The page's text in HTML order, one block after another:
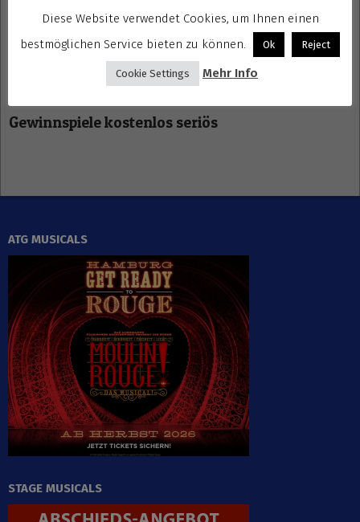
Gewinnspiele kostenlos seriös
ATG MUSICALS
STAGE MUSICALS
Diese Website verwendet Cookies, um Ihnen einen
bestmöglichen Service bieten zu können.
Ok Reject
Cookie Settings Mehr Info